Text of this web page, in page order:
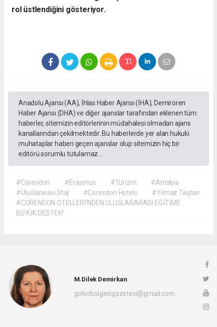
rol üstlendiğini gösteriyor.
Anadolu Ajansı (AA), İhlas Haber Ajansı (İHA), Demirören
Haber Ajansı (DHA) ve diğer ajanslar tarafından eklenen tüm
haberler, sitemizin editörlerinin müdahalesi olmadan ajans
kanallarından çekilmektedir. Bu haberlerde yer alan hukuki
muhataplar haberi geçen ajanslar olup sitemizin hiç bir
editörü sorumlu tutulamaz...
#Corendon #Erasmus #Turizm
#Antalya
#Uluslararası Staj
#Corendon Hotels
#Yılmaz Taştan
#CORENDON OTELLERİ'NDEN ULUSLARARASI EĞİTİME
BÜYÜK DESTEK!
M.Dilek Demirkan
gollerbolgesigazetesi@gmail.com